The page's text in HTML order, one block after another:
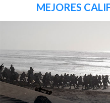
MEJORES